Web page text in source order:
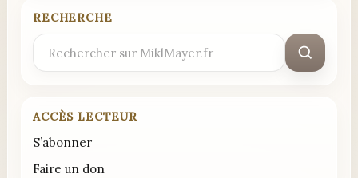
RECHERCHE
Rechercher
ACCÈS LECTEUR
S’abonner
Faire un don